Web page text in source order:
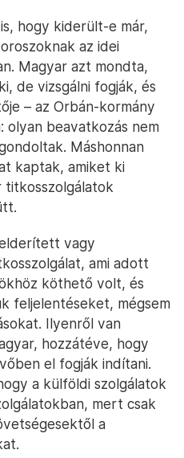
hogy kiderült-e már,
az idei
Magyar azt mondta,
de vizsgálni fogják, és
– az Orbán-kormány
olyan beavatkozás nem
Máshonnan
kaptak, amiket ki
titkosszolgálatok
vagy
ami adott
köthető volt, és
feljelentéseket, mégsem
Ilyenről van
hozzátéve, hogy
el fogják indítani.
a külföldi szolgálatok
mert csak
a